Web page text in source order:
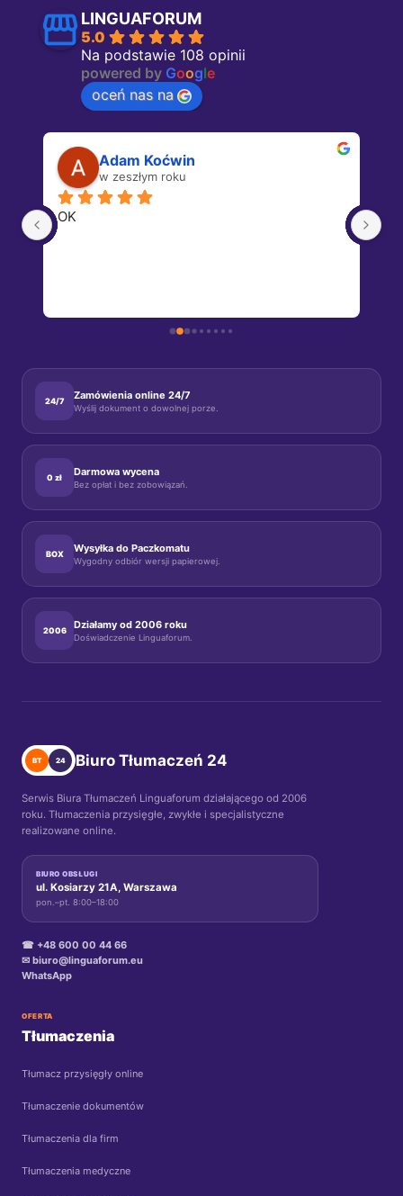
LINGUAFORUM
5.0
Na podstawie 108 opinii
powered by Google
oceń nas na
Adam Koćwin
w zeszłym roku
OK
24/7 Zamówienia online 24/7
Wyślij dokument o dowolnej porze.
0 zł Darmowa wycena
Bez opłat i bez zobowiązań.
BOX Wysyłka do Paczkomatu
Wygodny odbiór wersji papierowej.
2006 Działamy od 2006 roku
Doświadczenie Linguaforum.
BT 24 Biuro Tłumaczeń 24
Serwis Biura Tłumaczeń Linguaforum działającego od 2006
roku. Tłumaczenia przysięgłe, zwykłe i specjalistyczne
realizowane online.
BIURO OBSŁUGI
ul. Kosiarzy 21A, Warszawa
pon.–pt. 8:00–18:00
☎ +48 600 00 44 66
✉ biuro@linguaforum.eu
WhatsApp
OFERTA
Tłumaczenia
Tłumacz przysięgły online
Tłumaczenie dokumentów
Tłumaczenia dla firm
Tłumaczenia medyczne